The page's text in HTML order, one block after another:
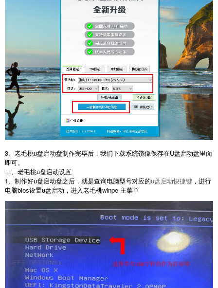
3、老毛桃u盘启动盘制作完毕后，我们下载系统镜像保存在U盘启动盘里面
即可。
二、老毛桃u盘启动设置
1、制作好u盘启动盘之后，就是查询电脑型号对应的u盘启动快捷键 ，进行
电脑bios设置u盘启动，进入老毛桃winpe 主菜单